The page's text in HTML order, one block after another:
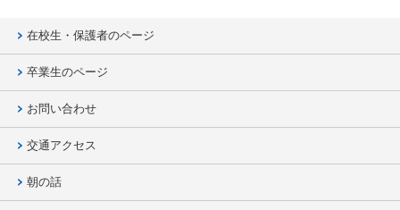
在校生・保護者のページ
卒業生のページ
お問い合わせ
交通アクセス
朝の話